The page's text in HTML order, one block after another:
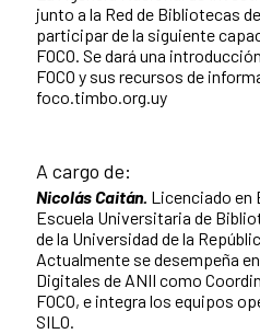
junto a la Red de Bibliotecas
participar de la siguiente
FOCO. Se dará una
FOCO y sus recursos de
foco.timbo.org.uy
A cargo de:
Nicolás Caitán. Licenciado en
Escuela Universitaria de
de la Universidad de la
Actualmente se desempeña
Digitales de ANII como
FOCO, e integra los equipos
SILO.